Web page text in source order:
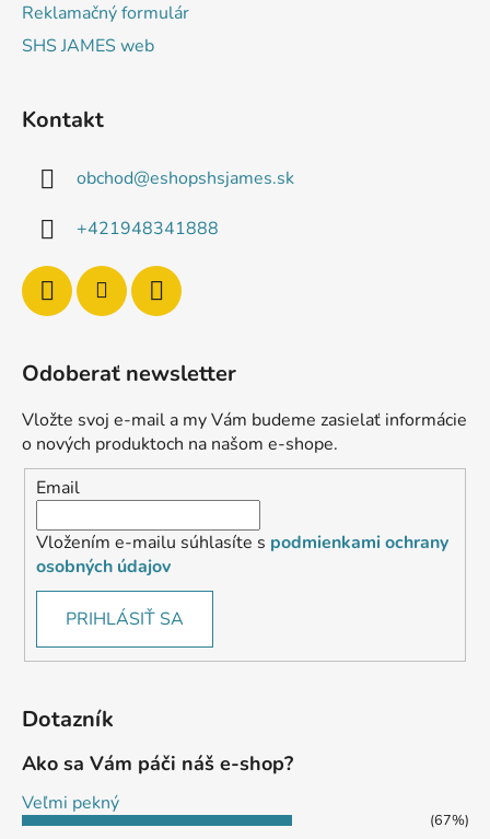
Reklamačný formulár
SHS JAMES web
Kontakt
obchod@eshopshsjames.sk
+421948341888
Odoberať newsletter
Vložte svoj e-mail a my Vám budeme zasielať informácie
o nových produktoch na našom e-shope.
Email
Vložením e-mailu súhlasíte s podmienkami ochrany
osobných údajov
PRIHLÁSIŤ SA
Dotazník
Ako sa Vám páči náš e-shop?
Veľmi pekný
(67%)